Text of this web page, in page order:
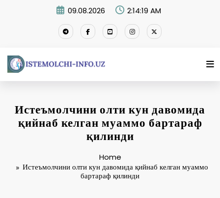
09.08.2026 2:14:20 AM
Истеъмолчини олти кун давомида
қийнаб келган муаммо бартараф
қилинди
Home
Истеъмолчини олти кун давомида қийнаб келган муаммо
бартараф қилинди